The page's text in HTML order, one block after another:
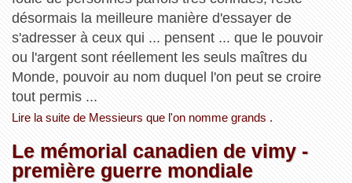
désormais la meilleure manière d'essayer de
s'adresser à ceux qui ... pensent ... que le pouvoir
ou l'argent sont réellement les seuls maîtres du
Monde, pouvoir au nom duquel l'on peut se croire
tout permis ...
Lire la suite de Messieurs que l'on nomme grands .
Le mémorial canadien de vimy -
première guerre mondiale